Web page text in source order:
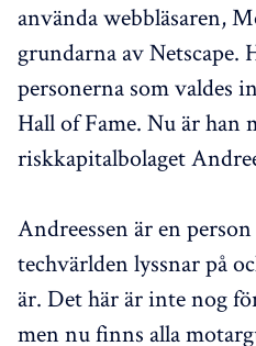
använda webbläsaren,
grundarna av Netscape.
personerna som valdes
Hall of Fame. Nu är han
riskkapitalbolaget
Andreessen är en
techvärlden lyssnar på
är. Det här är inte nog
men nu finns alla